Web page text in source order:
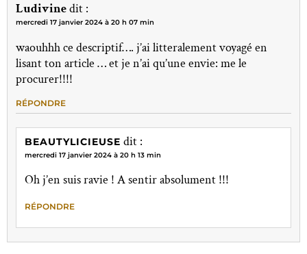
Ludivinedit :
mercredi 17 janvier 2024 à 20 h 07 min
waouhhh ce descriptif…. j’ai litteralement voyagé en
lisant ton article … et je n’ai qu’une envie: me le
procurer!!!!
RÉPONDRE
BEAUTYLICIEUSE dit :
mercredi 17 janvier 2024 à 20 h 13 min
Oh j’en suis ravie ! A sentir absolument !!!
RÉPONDRE